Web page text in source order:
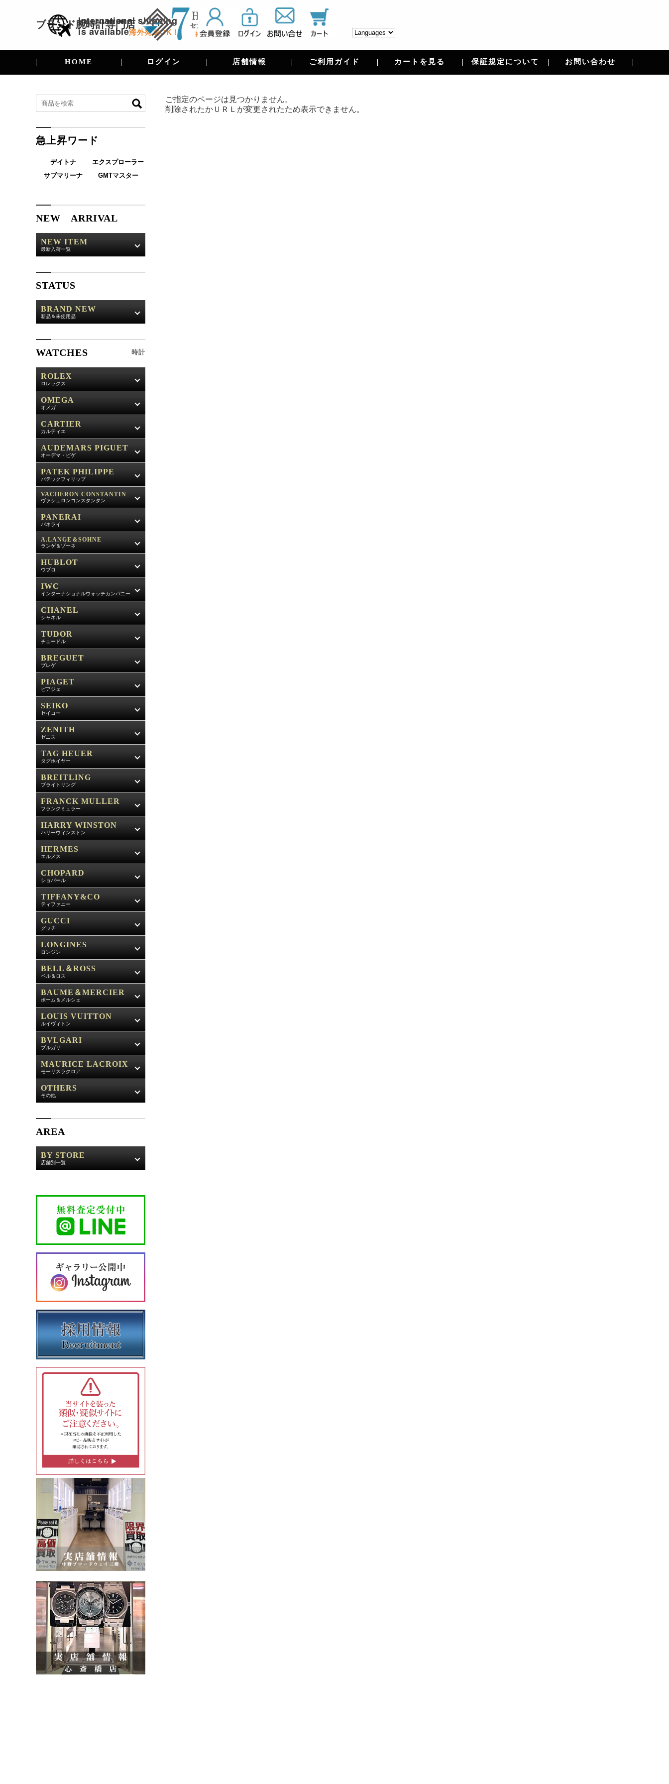
ブランド腕時計専門店
International shipping
is available海外発送OK！
HOME ログイン 店舗情報 ご利用ガイド カートを見る 保証規定について お問い合わせ
ご指定のページは見つかりません。
削除されたかＵＲＬが変更されたため表示できません。
急上昇ワード
デイトナ
エクスプローラー
サブマリーナ
GMTマスター
NEW ARRIVAL
NEW ITEM
最新入荷一覧
STATUS
BRAND NEW
新品＆未使用品
WATCHES 時計
ROLEX
ロレックス
OMEGA
オメガ
CARTIER
カルティエ
AUDEMARS PIGUET
オーデマ・ピゲ
PATEK PHILIPPE
パテックフィリップ
VACHERON CONSTANTIN
ヴァシュロンコンスタンタン
PANERAI
パネライ
A.LANGE＆SOHNE
ランゲ＆ゾーネ
HUBLOT
ウブロ
IWC
インターナショナルウォッチカンパニー
CHANEL
シャネル
TUDOR
チュードル
BREGUET
ブレゲ
PIAGET
ピアジェ
SEIKO
セイコー
ZENITH
ゼニス
TAG HEUER
タグホイヤー
BREITLING
ブライトリング
FRANCK MULLER
フランクミュラー
HARRY WINSTON
ハリーウィンストン
HERMES
エルメス
CHOPARD
ショパール
TIFFANY&CO
ティファニー
GUCCI
グッチ
LONGINES
ロンジン
BELL＆ROSS
ベル＆ロス
BAUME＆MERCIER
ボーム＆メルシェ
LOUIS VUITTON
ルイヴィトン
BVLGARI
ブルガリ
MAURICE LACROIX
モーリスラクロア
OTHERS
その他
AREA
BY STORE
店舗別一覧